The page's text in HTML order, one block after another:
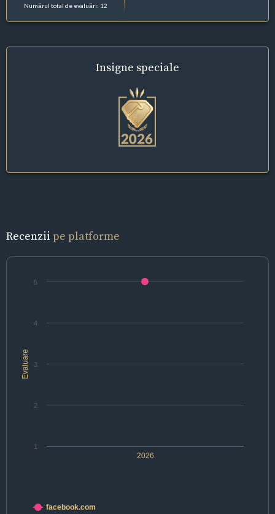
Numărul total de evaluări: 12
Insigne speciale
Recenzii pe platforme
Evaluare
2026
1
2
3
4
5
facebook.com